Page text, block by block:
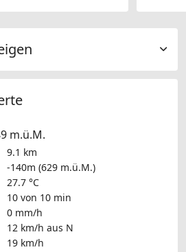
m.ü.M.
9.1 km
-140m (629 m.ü.M.)
27.7 °C
10 von 10 min
0 mm/h
12 km/h aus N
19 km/h